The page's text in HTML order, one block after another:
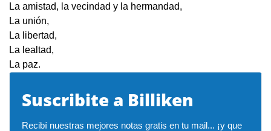
La amistad, la vecindad y la hermandad,
La unión,
La libertad,
La lealtad,
La paz.
Suscribite a Billiken
Recibí nuestras mejores notas gratis en tu mail... ¡y que